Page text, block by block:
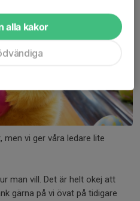
men vi ger våra ledare lite
man vill. Det är helt okej att
gärna på vi övat på tidigare
alla kakor